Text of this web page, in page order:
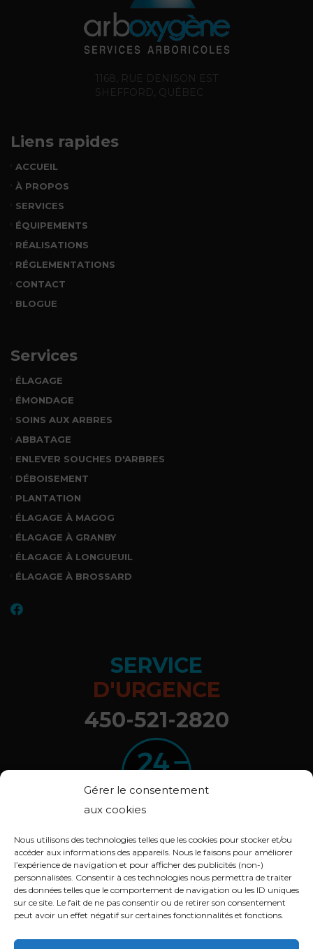
Gérer le consentement
aux cookies
Nous utilisons des technologies telles que les cookies pour stocker et/ou
accéder aux informations des appareils. Nous le faisons pour améliorer
l’expérience de navigation et pour afficher des publicités (non-)
personnalisées. Consentir à ces technologies nous permettra de traiter
des données telles que le comportement de navigation ou les ID uniques
sur ce site. Le fait de ne pas consentir ou de retirer son consentement
peut avoir un effet négatif sur certaines fonctionnalités et fonctions.
1168, RUE DENISON EST
SHEFFORD, QUÉBEC
Liens rapides
ACCUEIL
À PROPOS
SERVICES
ÉQUIPEMENTS
RÉALISATIONS
RÉGLEMENTATIONS
CONTACT
BLOGUE
Services
ÉLAGAGE
ÉMONDAGE
SOINS AUX ARBRES
ABBATAGE
ENLEVER SOUCHES D'ARBRES
DÉBOISEMENT
PLANTATION
ÉLAGAGE À MAGOG
ÉLAGAGE À GRANBY
ÉLAGAGE À LONGUEUIL
ÉLAGAGE À BROSSARD
SERVICE
D'URGENCE
450-521-2820
© 2020 ARBOXYGÈNE. Tous droits réservés.
Déclaration de confidentialité (CA)
Politique de cookies (CA)